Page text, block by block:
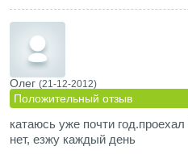
Олег (21-12-2012)
Положительный отзыв
катаюсь уже почти
нет, езжу каждый день